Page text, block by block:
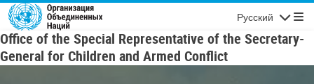
Skip to main content
Русский
Office of the Special Representative of the Secretary-
General for Children and Armed Conflict